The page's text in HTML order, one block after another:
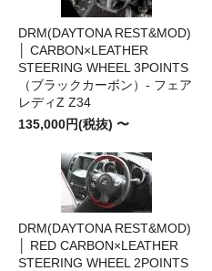
DRM(DAYTONA REST&MOD)
│ CARBON×LEATHER
STEERING WHEEL 3POINTS
（ブラックカーボン）- フェア
レディZ Z34
135,000円(税抜) 〜
DRM(DAYTONA REST&MOD)
│ RED CARBON×LEATHER
STEERING WHEEL 2POINTS